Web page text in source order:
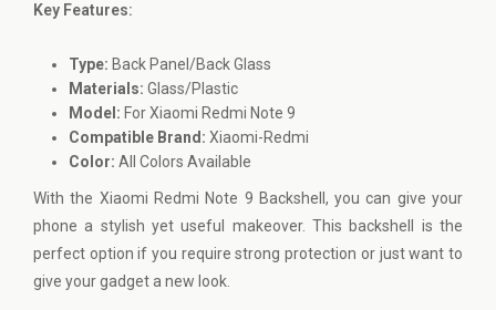
Key Features:
Type: Back Panel/Back Glass
Materials: Glass/Plastic
Model: For Xiaomi Redmi Note 9
Compatible Brand: Xiaomi-Redmi
Color: All Colors Available
With the Xiaomi Redmi Note 9 Backshell, you can give your
phone a stylish yet useful makeover. This backshell is the
perfect option if you require strong protection or just want to
give your gadget a new look.